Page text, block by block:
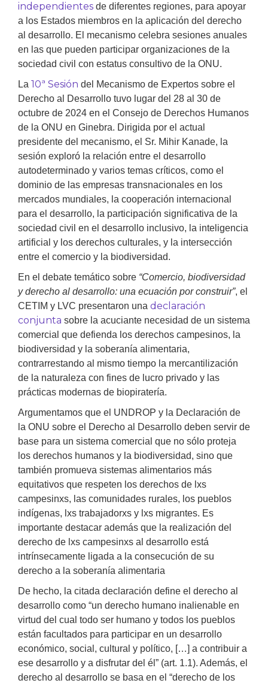
independientes de diferentes regiones, para apoyar
a los Estados miembros en la aplicación del derecho
al desarrollo. El mecanismo celebra sesiones anuales
en las que pueden participar organizaciones de la
sociedad civil con estatus consultivo de la ONU.
La 10ª Sesión del Mecanismo de Expertos sobre el
Derecho al Desarrollo tuvo lugar del 28 al 30 de
octubre de 2024 en el Consejo de Derechos Humanos
de la ONU en Ginebra. Dirigida por el actual
presidente del mecanismo, el Sr. Mihir Kanade, la
sesión exploró la relación entre el desarrollo
autodeterminado y varios temas críticos, como el
dominio de las empresas transnacionales en los
mercados mundiales, la cooperación internacional
para el desarrollo, la participación significativa de la
sociedad civil en el desarrollo inclusivo, la inteligencia
artificial y los derechos culturales, y la intersección
entre el comercio y la biodiversidad.
En el debate temático sobre “Comercio, biodiversidad
y derecho al desarrollo: una ecuación por construir”, el
CETIM y LVC presentaron una declaración
conjunta sobre la acuciante necesidad de un sistema
comercial que defienda los derechos campesinos, la
biodiversidad y la soberanía alimentaria,
contrarrestando al mismo tiempo la mercantilización
de la naturaleza con fines de lucro privado y las
prácticas modernas de biopiratería.
Argumentamos que el UNDROP y la Declaración de
la ONU sobre el Derecho al Desarrollo deben servir de
base para un sistema comercial que no sólo proteja
los derechos humanos y la biodiversidad, sino que
también promueva sistemas alimentarios más
equitativos que respeten los derechos de lxs
campesinxs, las comunidades rurales, los pueblos
indígenas, lxs trabajadorxs y lxs migrantes. Es
importante destacar además que la realización del
derecho de lxs campesinxs al desarrollo está
intrínsecamente ligada a la consecución de su
derecho a la soberanía alimentaria
De hecho, la citada declaración define el derecho al
desarrollo como “un derecho humano inalienable en
virtud del cual todo ser humano y todos los pueblos
están facultados para participar en un desarrollo
económico, social, cultural y político, […] a contribuir a
ese desarrollo y a disfrutar del él” (art. 1.1). Además, el
derecho al desarrollo se basa en el “derecho de los